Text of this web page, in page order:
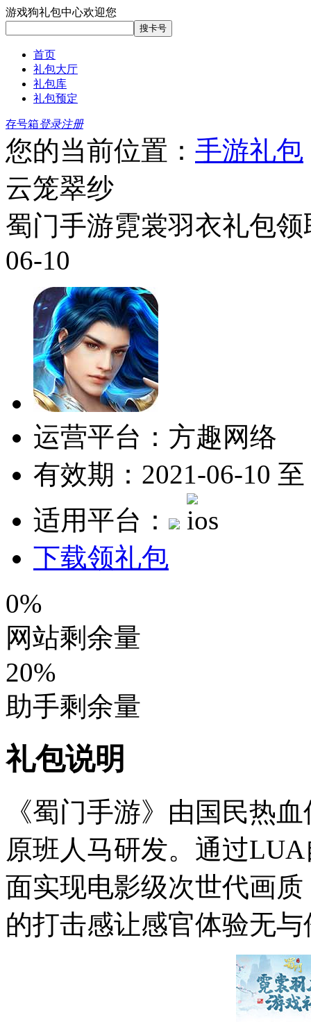
游戏狗礼包中心欢迎您
首页
礼包大厅
礼包库
礼包预定
存号箱登录注册
您的当前位置： 手游礼包
云笼翠纱
蜀门手游霓裳羽衣礼包
06-10
运营平台：方趣网络
有效期：2021-06-10 至
适用平台：
下载领礼包
0%
网站剩余量
20%
助手剩余量
礼包说明
《蜀门手游》由国民热
原班人马研发。通过
面实现电影级次世代画
的打击感让感官体验无